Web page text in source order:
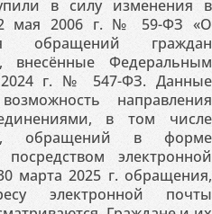
в силу изменения в
мая 2006 г. № 59-ФЗ «О
обращений граждан
внесённые Федеральным
г. № 547-ФЗ. Данные
направления
в том числе
обращений в форме
электронной
марта 2025 г. обращения,
электронной почты